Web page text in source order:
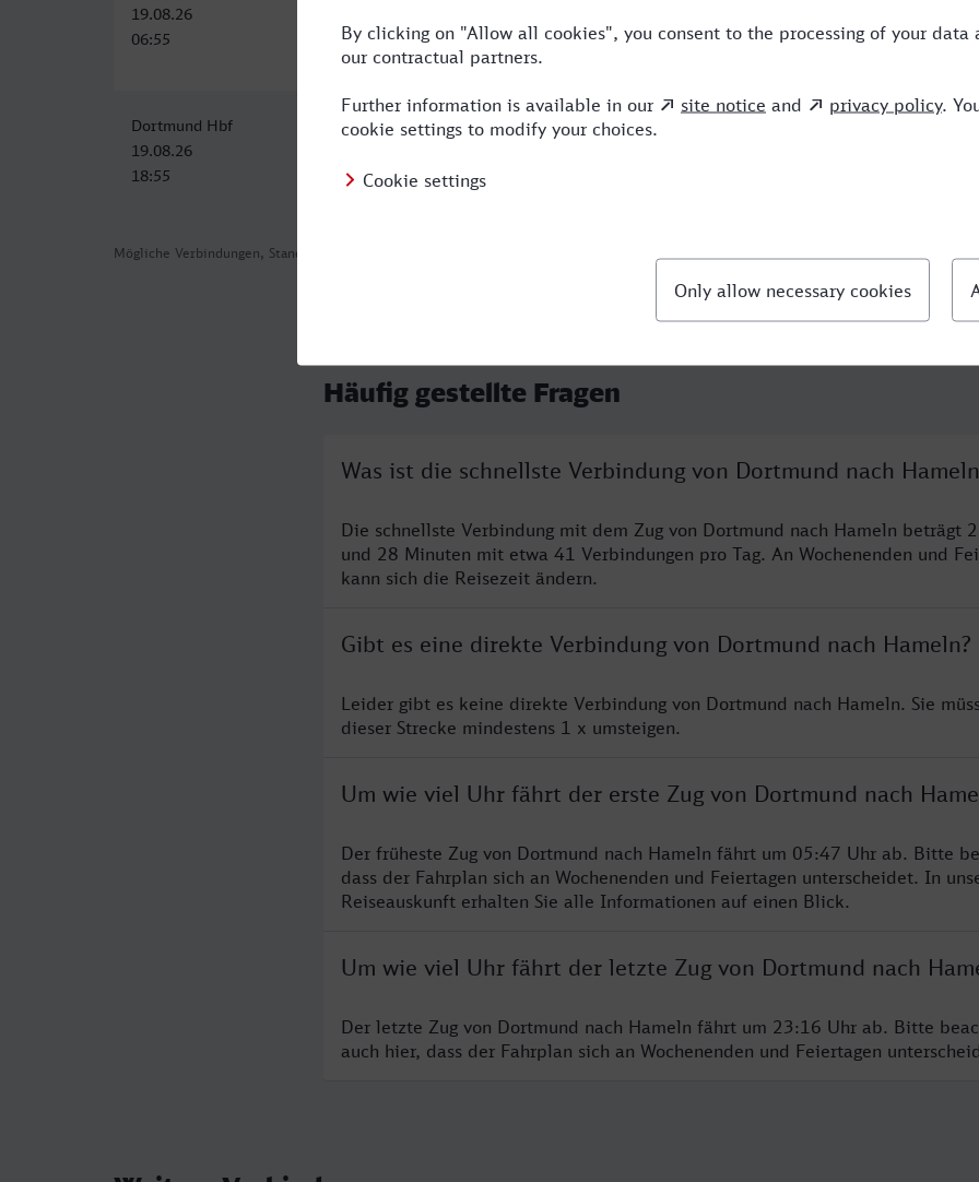
Mögliche Verbindungen, Stand: 2026-08-05 17:11
19.08.26
06:55
09:26
Dortmund Hbf
19.08.26
18:55
Hameln
21:26
2:31 1
Häufig gestellte Fragen
Was ist die schnellste Verbindung von Dortmund nach
Die schnellste Verbindung mit dem Zug von Dortmund nach Hameln beträgt
und 28 Minuten mit etwa 41 Verbindungen pro Tag. An Wochenenden und
kann sich die Reisezeit ändern.
Gibt es eine direkte Verbindung von Dortmund nach Hameln?
Leider gibt es keine direkte Verbindung von Dortmund nach Hameln. Sie
dieser Strecke mindestens 1 x umsteigen.
Um wie viel Uhr fährt der erste Zug von Dortmund nach
Der früheste Zug von Dortmund nach Hameln fährt um 05:47 Uhr ab. Bitte
dass der Fahrplan sich an Wochenenden und Feiertagen unterscheidet. In
Reiseauskunft erhalten Sie alle Informationen auf einen Blick.
Um wie viel Uhr fährt der letzte Zug von Dortmund nach
Der letzte Zug von Dortmund nach Hameln fährt um 23:16 Uhr ab. Bitte
auch hier, dass der Fahrplan sich an Wochenenden und Feiertagen